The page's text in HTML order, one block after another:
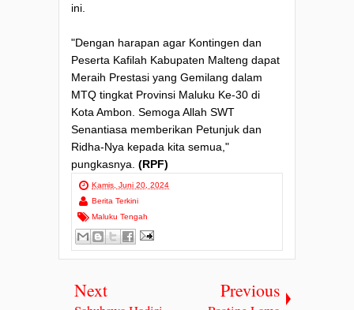
ini.
"Dengan harapan agar Kontingen dan
Peserta Kafilah Kabupaten Malteng dapat
Meraih Prestasi yang Gemilang dalam
MTQ tingkat Provinsi Maluku Ke-30 di
Kota Ambon. Semoga Allah SWT
Senantiasa memberikan Petunjuk dan
Ridha-Nya kepada kita semua,"
pungkasnya. (RPF)
Kamis, Juni 20, 2024
Berita Terkini
Maluku Tengah
Next Previous